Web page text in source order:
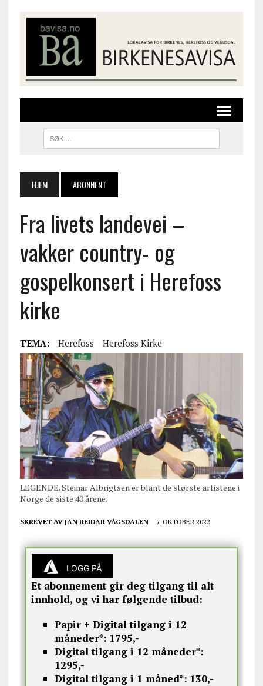
HJEM ABONNENT
Fra livets landevei –
vakker country- og
gospelkonsert i Herefoss
kirke
TEMA: Herefoss Herefoss Kirke
LEGENDE. Steinar Albrigtsen er blant de største artistene i
Norge de siste 40 årene.
SKREVET AV JAN REIDAR VÅGSDALEN 7. OKTOBER 2022
LOGG PÅ
Et abonnement gir deg tilgang til alt
innhold, og vi har følgende tilbud:
Papir + Digital tilgang i 12
måneder*: 1795,-
Digital tilgang i 12 måneder*:
1295,-
Digital tilgang i 1 måned*: 130,-